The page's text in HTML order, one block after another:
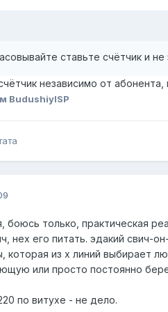
ставьте счётчик и
независимо от абонента,
BudushiyISP
боюсь только, практическая
нех его питать. эдакий свич-
которая из х линий выбирает
или просто постоянно
по витухе - не дело.